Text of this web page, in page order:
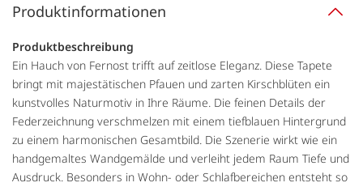
Produktinformationen
Produktbeschreibung
Ein Hauch von Fernost trifft auf zeitlose Eleganz. Diese Tapete
bringt mit majestätischen Pfauen und zarten Kirschblüten ein
kunstvolles Naturmotiv in Ihre Räume. Die feinen Details der
Federzeichnung verschmelzen mit einem tiefblauen Hintergrund
zu einem harmonischen Gesamtbild. Die Szenerie wirkt wie ein
handgemaltes Wandgemälde und verleiht jedem Raum Tiefe und
Ausdruck. Besonders in Wohn- oder Schlafbereichen entsteht so